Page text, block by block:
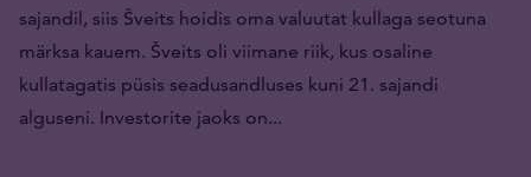
sajandil, siis Šveits hoidis oma valuutat kullaga seotuna
märksa kauem. Šveits oli viimane riik, kus osaline
kullatagatis püsis seadusandluses kuni 21. sajandi
alguseni. Investorite jaoks on...